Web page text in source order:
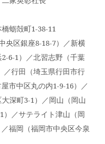
蛎殻町1-38-11
央区銀座8-18-7）／新横
6-1）／北習志野（千葉
／行田（埼玉県行田市行
市中区丸の内1-9-16）／
深町3-1）／岡山（岡山
）／サテライト津山（岡
福岡（福岡市中央区今泉